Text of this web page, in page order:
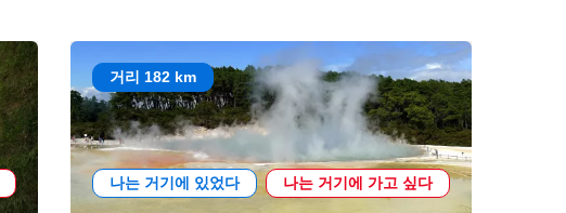
거리 182 km
나는 거기에 있었다 나는 거기에 가고 싶다